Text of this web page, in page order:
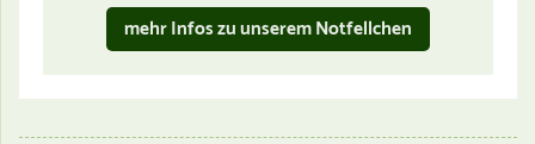
mehr Infos zu unserem Notfellchen